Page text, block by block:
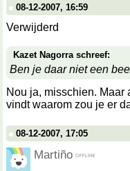
08-12-2007, 16:59
Verwijderd
Kazet Nagorra schreef:
Ben je daar niet een
Nou ja, misschien. Maar
vindt waarom zou je er
08-12-2007, 17:05
Martiño